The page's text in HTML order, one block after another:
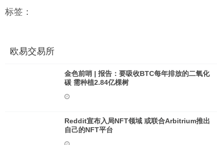
标签：
欧易交易所
金色前哨 | 报告：要吸收BTC每年排放的二氧化
碳 需种植2.84亿棵树
Reddit宣布入局NFT领域 或联合Arbitrium推出
自己的NFT平台